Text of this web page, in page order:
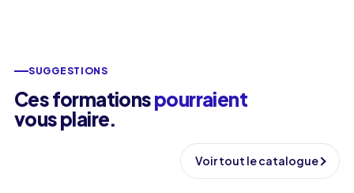
SUGGESTIONS
Ces formationspourraient
vous plaire.
Voir tout le catalogue